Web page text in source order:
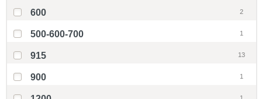
600 2
500-600-700 1
915 13
900 1